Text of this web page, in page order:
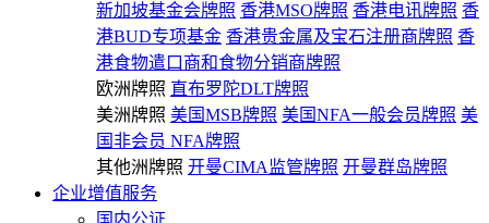
新加坡基金会牌照 香港MSO牌照 香港电讯牌照 香
港BUD专项基金 香港贵金属及宝石注册商牌照 香
港食物遣口商和食物分销商牌照
欧洲牌照 直布罗陀DLT牌照
美洲牌照 美国MSB牌照 美国NFA一般会员牌照 美
国非会员 NFA牌照
其他洲牌照 开曼CIMA监管牌照 开曼群岛牌照
企业增值服务
国内公证